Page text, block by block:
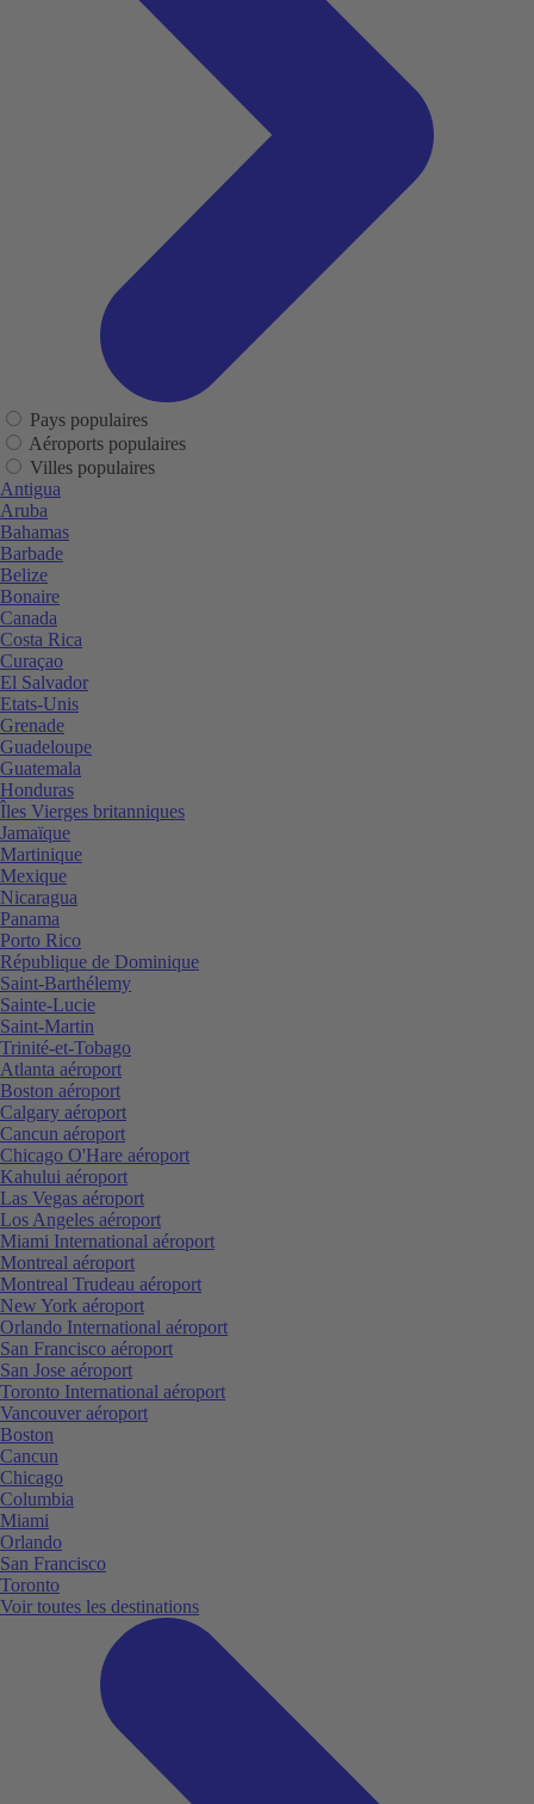
Pays populaires
Aéroports populaires
Villes populaires
Antigua
Aruba
Bahamas
Barbade
Belize
Bonaire
Canada
Costa Rica
Curaçao
El Salvador
Etats-Unis
Grenade
Guadeloupe
Guatemala
Honduras
Îles Vierges britanniques
Jamaïque
Martinique
Mexique
Nicaragua
Panama
Porto Rico
République de Dominique
Saint-Barthélemy
Sainte-Lucie
Saint-Martin
Trinité-et-Tobago
Atlanta aéroport
Boston aéroport
Calgary aéroport
Cancun aéroport
Chicago O'Hare aéroport
Kahului aéroport
Las Vegas aéroport
Los Angeles aéroport
Miami International aéroport
Montreal aéroport
Montreal Trudeau aéroport
New York aéroport
Orlando International aéroport
San Francisco aéroport
San Jose aéroport
Toronto International aéroport
Vancouver aéroport
Boston
Cancun
Chicago
Columbia
Miami
Orlando
San Francisco
Toronto
Voir toutes les destinations